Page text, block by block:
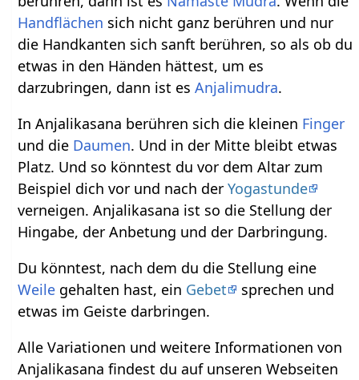
Handflächen sich nicht ganz berühren und nur
die Handkanten sich sanft berühren, so als ob du
etwas in den Händen hättest, um es
darzubringen, dann ist esAnjalimudra.
In Anjalikasana berühren sich die kleinen Finger
und die Daumen. Und in der Mitte bleibt etwas
Platz. Und so könntest du vor dem Altar zum
Beispiel dich vor und nach derYogastunde
verneigen. Anjalikasana ist so die Stellung der
Hingabe, der Anbetung und der Darbringung.
Du könntest, nach dem du die Stellung eine
Weile gehalten hast, ein Gebet
sprechen und
etwas im Geiste darbringen.
Alle Variationen und weitere Informationen von
Anjalikasana findest du auf unseren Webseiten